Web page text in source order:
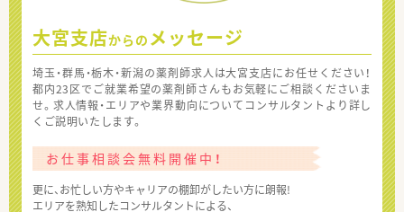
大宮支店からの メッセージ
埼玉・群馬・栃木・新潟の薬剤師求人は大宮支店にお任せください！
都内23区でご就業希望の薬剤師さんもお気軽にご相談くださいま
せ。求人情報・エリアや業界動向についてコンサルタントより詳し
くご説明いたします。
お仕事相談会無料開催中！
更に、お忙しい方やキャリアの棚卸がしたい方に朗報!
エリアを熟知したコンサルタントによる、